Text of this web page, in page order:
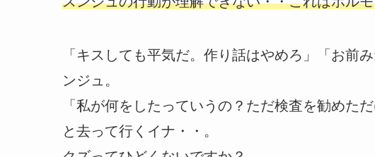
「キスしても平気だ。作り話はやめろ」「お前
ンジュ。
「私が何をしたっていうの？ただ検査を勧めた
と去って行くイナ・・。